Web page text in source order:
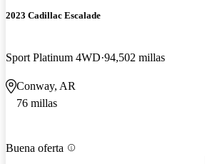
2023 Cadillac Escalade
Sport Platinum 4WD 94,502 millas
Conway, AR
76 millas
Buena oferta